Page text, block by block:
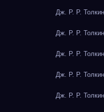
Дж. Р. Р.
Дж. Р. Р.
Дж. Р. Р.
Дж. Р. Р.
Дж. Р. Р.